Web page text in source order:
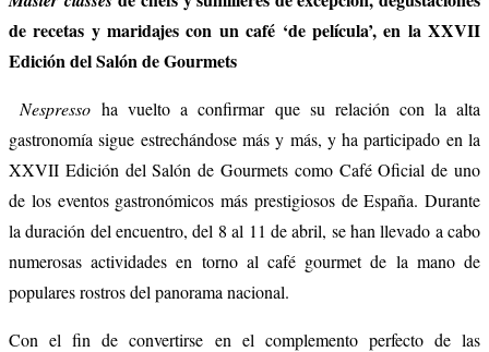
de recetas y maridajes con un café ‘de película’, en la XXVII
Edición del Salón de Gourmets
Nespresso ha vuelto a confirmar que su relación con la alta
gastronomía sigue estrechándose más y más, y ha participado en la
XXVII Edición del Salón de Gourmets como Café Oficial de uno
de los eventos gastronómicos más prestigiosos de España. Durante
la duración del encuentro, del 8 al 11 de abril, se han llevado a cabo
numerosas actividades en torno al café gourmet de la mano de
populares rostros del panorama nacional.
Con el fin de convertirse en el complemento perfecto de las